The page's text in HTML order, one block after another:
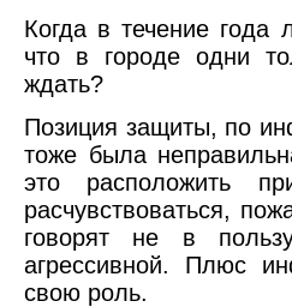
Когда в течение года
что в городе одни
ждать?
Позиция защиты, по
тоже была
это расположить
расчувствоваться,
говорят не в
агрессивной. Плюс
свою роль.